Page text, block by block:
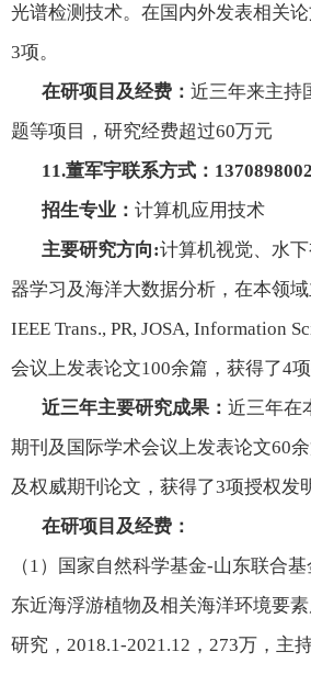
光谱检测技术。在国内外发表相关
3项。
在研项目及经费： 近三年来主持
题等项目，研究经费超过60万元
11.董军宇联系方式：
招生专业： 计算机应用技术
主要研究方向:计算机视觉、水
器学习及海洋大数据分析，在本领
IEEE Trans., PR, JOSA, Information
会议上发表论文100余篇，获得了4
近三年主要研究成果： 近三年在
期刊及国际学术会议上发表论文60
及权威期刊论文，获得了3项授权发
在研项目及经费：
（1 ）国家自然科学基金-山东联合基
东近海浮游植物及相关海洋环境要
研究， 2018.1-2021.12 ， 273万，主持